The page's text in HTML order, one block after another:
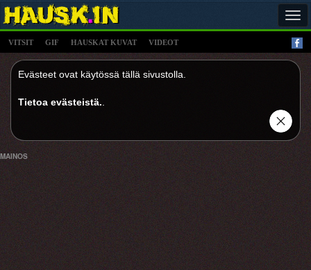
VITSIT GIF HAUSKAT KUVAT VIDEOT
Evästeet ovat käytössä tällä sivustolla.
Tietoa evästeistä.
MAINOS